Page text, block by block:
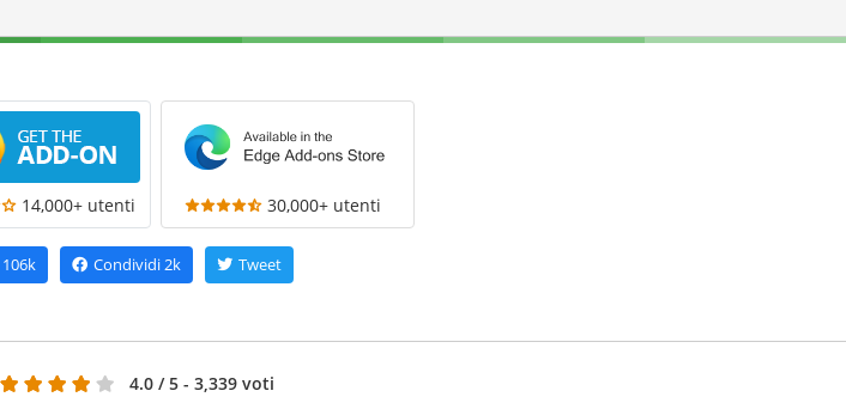
14,000+ utenti 30,000+ utenti
106k Condividi2k Tweet
4.0 / 5 - 3,339 voti